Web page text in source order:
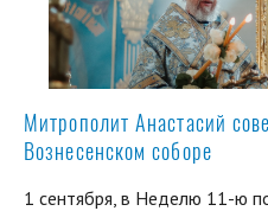
Митрополит Анастасий
Вознесенском соборе
1 сентября, в Неделю 11-ю